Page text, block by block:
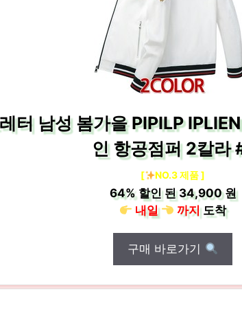
터 남성 봄가을 PIPILP
인 항공점퍼 2칼라
[ NO.3 제품 ]
64%할인 된34,900 원
내일
까지도착
구매 바로가기